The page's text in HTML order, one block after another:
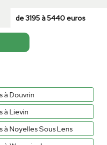
de 3195 à 5440 euros
à Douvrin
à Lievin
à Noyelles Sous Lens